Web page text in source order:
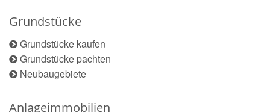
Grundstücke
Grundstücke kaufen
Grundstücke pachten
Neubaugebiete
Anlageimmobilien